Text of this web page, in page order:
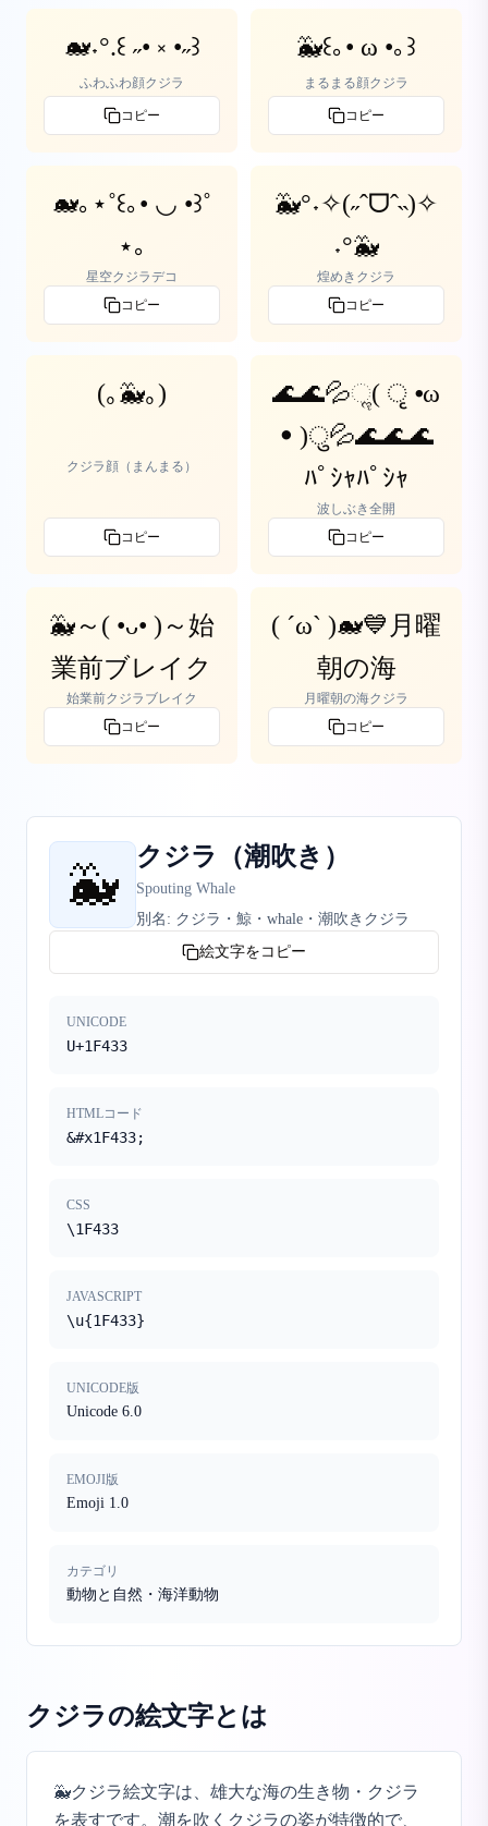
🐋˖°.꒰ ˶• ༝ •˶꒱
ふわふわ顔クジラ
コピー
🐳꒰｡• ω •｡꒱
まるまる顔クジラ
コピー
🐋｡⋆˚꒰｡• ◡ •꒱˚
⋆｡
星空クジラデコ
コピー
🐳°˖✧(˶ˆᗜˆ˵)✧
˖°🐳
煌めきクジラ
コピー
(｡🐳｡)
クジラ顔（まんまる）
コピー
🌊🌊💦ૢ( ृ ⦁ω
ꔷ )ु💦🌊🌊🌊
ﾊﾟｼｬﾊﾟｼｬ
波しぶき全開
コピー
🐳～( •ᴗ• )～始
業前ブレイク
始業前クジラブレイク
コピー
( ´ω` )🐋💙月曜
朝の海
月曜朝の海クジラ
コピー
🐳 クジラ（潮吹き）
Spouting Whale
別名: クジラ・鯨・whale・潮吹きクジラ
絵文字をコピー
UNICODE
U+1F433
HTMLコード
&#x1F433;
CSS
\1F433
JAVASCRIPT
\u{1F433}
UNICODE版
Unicode 6.0
EMOJI版
Emoji 1.0
カテゴリ
動物と自然・海洋動物
クジラの絵文字とは
🐳クジラ絵文字は、雄大な海の生き物・クジラ
を表すです。潮を吹くクジラの姿が特徴的で、